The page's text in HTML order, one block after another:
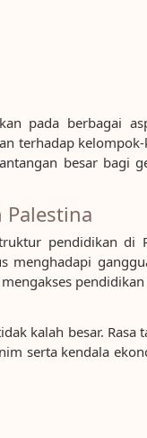
pada berbagai
terhadap
besar bagi
pendidikan di
pendidikan
kalah besar.
serta kendala